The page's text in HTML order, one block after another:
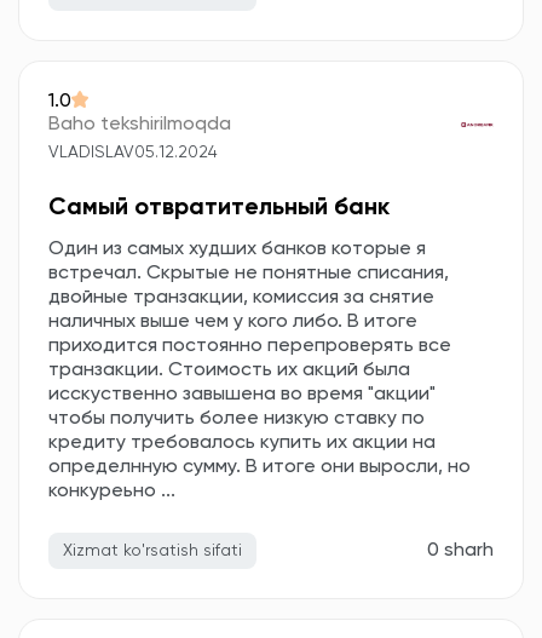
1.0
Baho tekshirilmoqda
VLADISLAV05.12.2024
Самый отвратительный банк
Один из самых худших банков которые я
встречал. Скрытые не понятные списания,
двойные транзакции, комиссия за снятие
наличных выше чем у кого либо. В итоге
приходится постоянно перепроверять все
транзакции. Стоимость их акций была
исскуственно завышена во время "акции"
чтобы получить более низкую ставку по
кредиту требовалось купить их акции на
определнную сумму. В итоге они выросли, но
конкуреьно ...
Xizmat ko'rsatish sifati 0 sharh